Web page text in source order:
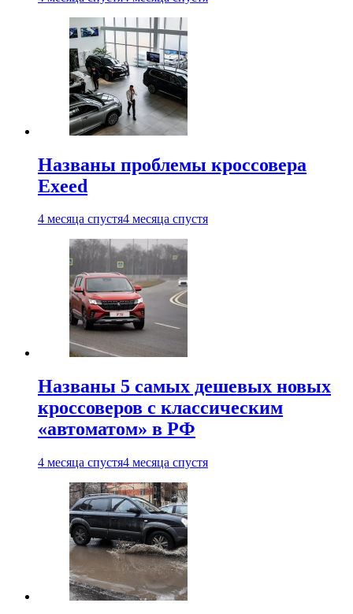
Названы проблемы кроссовера
Exeed
4 месяца спустя4 месяца спустя
Названы 5 самых дешевых новых
кроссоверов с классическим
«автоматом» в РФ
4 месяца спустя4 месяца спустя